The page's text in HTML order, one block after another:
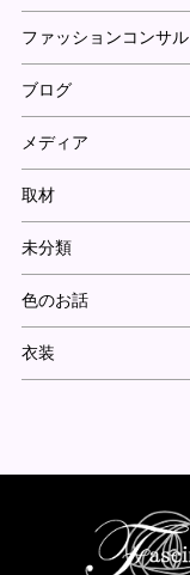
ファッションコンサル
ブログ
メディア
取材
未分類
色のお話
衣装